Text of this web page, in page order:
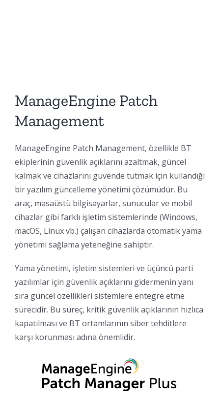
ManageEngine Patch
Management
ManageEngine Patch Management, özellikle BT
ekiplerinin güvenlik açıklarını azaltmak, güncel
kalmak ve cihazlarını güvende tutmak için kullandığı
bir yazılım güncelleme yönetimi çözümüdür. Bu
araç, masaüstü bilgisayarlar, sunucular ve mobil
cihazlar gibi farklı işletim sistemlerinde (Windows,
macOS, Linux vb.) çalışan cihazlarda otomatik yama
yönetimi sağlama yeteneğine sahiptir.
Yama yönetimi, işletim sistemleri ve üçüncü parti
yazılımlar için güvenlik açıklarını gidermenin yanı
sıra güncel özellikleri sistemlere entegre etme
sürecidir. Bu süreç, kritik güvenlik açıklarının hızlıca
kapatılması ve BT ortamlarının siber tehditlere
karşı korunması adına önemlidir.